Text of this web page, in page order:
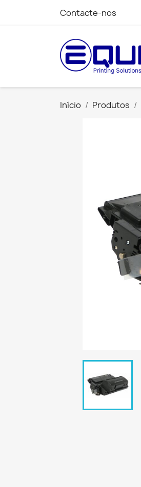
Contacte-nos
Início Produtos